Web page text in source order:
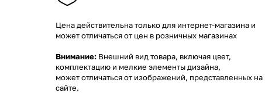
Цена действительна только для интернет-магазина и
может отличаться от цен в розничных магазинах
Внимание: Внешний вид товара, включая цвет,
комплектацию и мелкие элементы дизайна,
может отличаться от изображений, представленных на
сайте.